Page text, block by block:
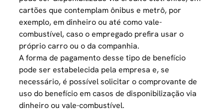
cartões que contemplam ônibus e metrô, por
exemplo, em dinheiro ou até como vale-
combustível, caso o empregado prefira usar o
próprio carro ou o da companhia.
A forma de pagamento desse tipo de benefício
pode ser estabelecida pela empresa e, se
necessário, é possível solicitar o comprovante de
uso do benefício em casos de disponibilização via
dinheiro ou vale-combustível.